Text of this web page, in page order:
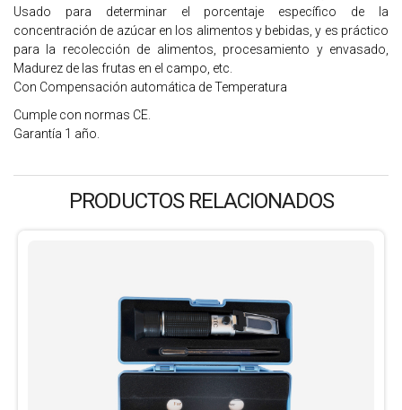
Usado para determinar el porcentaje específico de la
concentración de azúcar en los alimentos y bebidas, y es práctico
para la recolección de alimentos, procesamiento y envasado,
Madurez de las frutas en el campo, etc.
Con Compensación automática de Temperatura
Cumple con normas CE.
Garantía 1 año.
PRODUCTOS RELACIONADOS